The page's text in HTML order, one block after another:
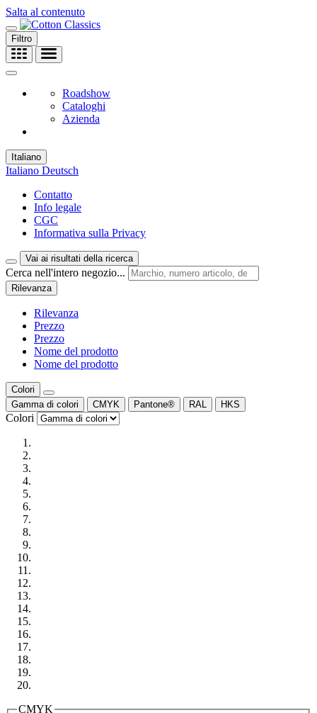
Salta al contenuto
Filtro
Roadshow
Cataloghi
Azienda
Italiano
Italiano Deutsch
Contatto
Info legale
CGC
Informativa sulla Privacy
Vai ai risultati della ricerca
Cerca nell'intero negozio...
Rilevanza
Rilevanza
Prezzo
Prezzo
Nome del prodotto
Nome del prodotto
Colori
Gamma di colori
CMYK Pantone® RAL HKS
Colori
CMYK